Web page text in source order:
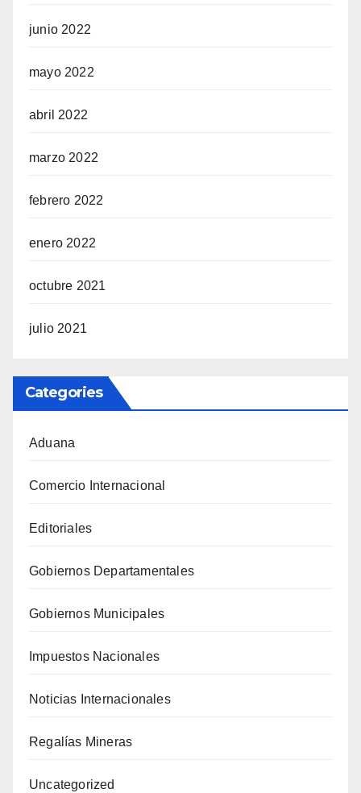
junio 2022
mayo 2022
abril 2022
marzo 2022
febrero 2022
enero 2022
octubre 2021
julio 2021
Categories
Aduana
Comercio Internacional
Editoriales
Gobiernos Departamentales
Gobiernos Municipales
Impuestos Nacionales
Noticias Internacionales
Regalías Mineras
Uncategorized